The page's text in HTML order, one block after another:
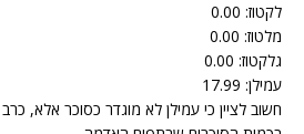
לקטוז: 0.00
מלטוז: 0.00
גלקטוז: 0.00
עמילן: 17.99
חשוב לציין כי עמילן לא מוגדר כסוכר אלא,